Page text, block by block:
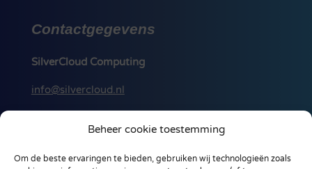
Beheer cookie toestemming
Om de beste ervaringen te bieden, gebruiken wij technologieën zoals
Contactgegevens
SilverCloud Computing
info@silvercloud.nl
3861 NB, Nijkerk